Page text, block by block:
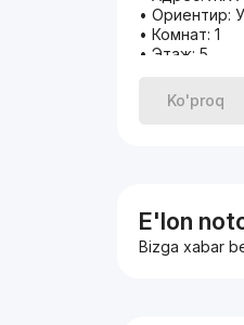
• Ориентир:
• Комнат: 1
• Этаж: 5
• Площадь:
• Ремонт:
С уважением
Агентство
Ko'proq
E'lon
Bizga xabar